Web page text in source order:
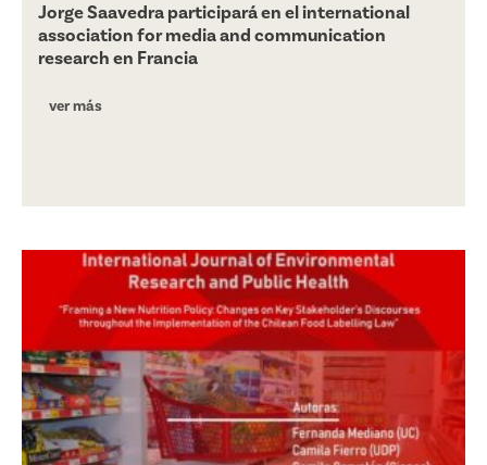
Jorge Saavedra participará en el international
association for media and communication
research en Francia
ver más